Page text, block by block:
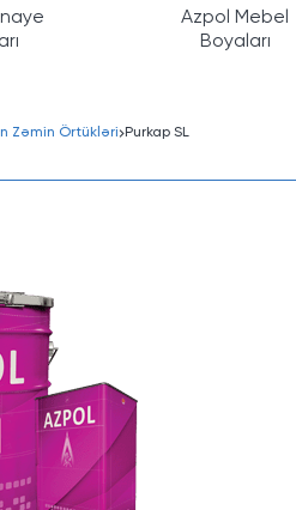
Azpol Mebel
Boyaları
Zəmin Örtükləri Purkap SL